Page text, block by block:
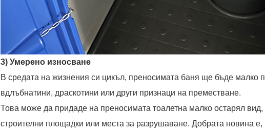
3) Умерено износване
В средата на жизнения си цикъл, преносимата баня ще бъде малко
вдлъбнатини, драскотини или други признаци на преместване.
Това може да придаде на преносимата тоалетна малко остарял
строителни площадки или места за разрушаване. Добрата новина